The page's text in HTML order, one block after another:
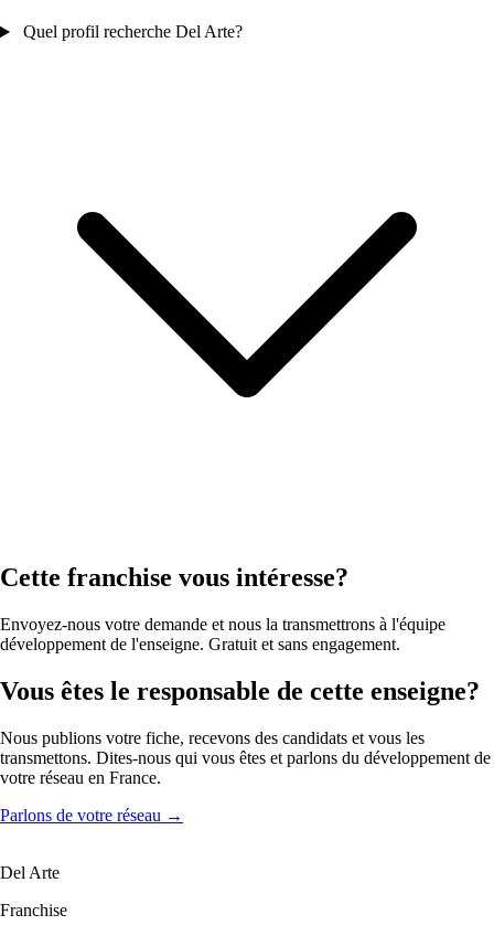
Quel profil recherche Del Arte?
Cette franchise vous intéresse?
Envoyez-nous votre demande et nous la transmettrons à l'équipe
développement de l'enseigne. Gratuit et sans engagement.
Vous êtes le responsable de cette enseigne?
Nous publions votre fiche, recevons des candidats et vous les
transmettons. Dites-nous qui vous êtes et parlons du développement de
votre réseau en France.
Parlons de votre réseau →
Del Arte
Franchise